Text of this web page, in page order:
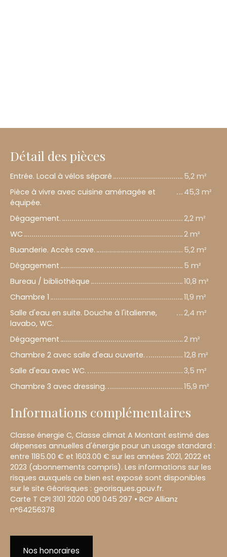
Détail des pièces
Entrée. Local à vélos séparé
5,2 m²
Pièce à vivre avec cuisine aménagée et
équipée.
45,3 m²
Dégagement.
2,2 m²
WC
2 m²
Buanderie. Accès cave.
5,2 m²
Dégagement
5 m²
Bureau / bibliothèque
10,8 m²
Chambre 1
11,9 m²
Salle d'eau en suite. Douche à l'italienne,
lavabo, WC.
2,4 m²
Dégagement
2 m²
Chambre 2 avec salle d'eau ouverte.
12,8 m²
Salle d'eau avec WC.
3,5 m²
Chambre 3 avec dressing.
15,9 m²
Informations complémentaires
Classe énergie C, Classe climat A Montant estimé des
dépenses annuelles d'énergie pour un usage standard :
entre 1185.00 € et 1603.00 € sur les années 2021, 2022 et
2023 (abonnements compris). Les informations sur les
risques auxquels ce bien est exposé sont disponibles
sur le site Géorisques : georisques.gouv.fr.
Carte T CPI 3101 2020 000 045 297 • RCP Allianz
n°64256378
Nos honoraires